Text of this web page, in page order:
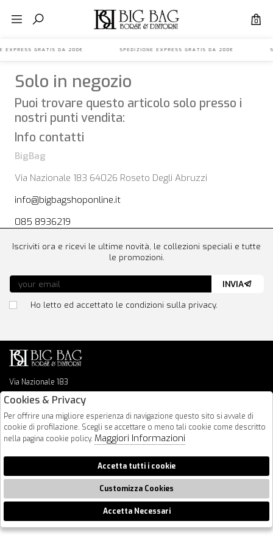
0
EXPRESS GRATIS DA 200€ SPEDIZIONE EXPRESS GRATIS DA 200€
Solo in negozio
Puoi trovare questo articolo solo presso i
nostri punti vendita:
Info contatti
BigBag
Via Nazionale 183 64026 Roseto Degli Abruzzi
info@bigbagshoponline.it
085 8936219
Via Nazionale 183
64026 Roseto Degli Abruzzi
info@bigbagshoponline.it
follow us
Iscriviti ora e ricevi le ultime novità, le collezioni speciali e tutte
le promozioni.
Ho letto ed accettato le condizioni sulla privacy.
INVIA
2026 BigBag - P.iva : 00916940679 Powered by
🍪
Cookies & Privacy
Per offrire una migliore esperienza di navigazione questo sito si avvale di
cookie di profilazione. Scegli se accettare o meno tali cookie come descritto
nella pagina cookie policy. Maggiori Informazioni
Accetta tutti i cookie
Customizza Cookies
Accetta Necessari